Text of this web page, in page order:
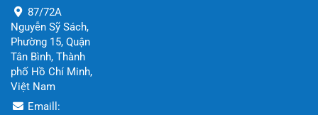
87/72A
Nguyễn Sỹ Sách,
Phường 15, Quận
Tân Bình, Thành
phố Hồ Chí Minh,
Việt Nam
Emaill: